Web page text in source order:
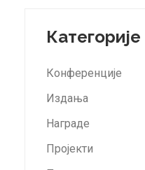
Категорије
Конференције
Издања
Награде
Пројекти